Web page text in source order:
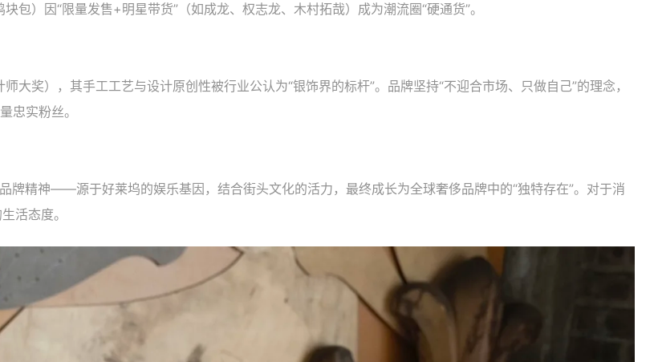
）因“限量发售+明星带货”（如成龙、权志龙、木村拓哉）成为潮流圈“硬通货”。
奖），其手工工艺与设计原创性被行业公认为“银饰界的标杆”。品牌坚持“不迎合市场、只做自己”的理念，
忠实粉丝。
牌精神——源于好莱坞的娱乐基因，结合街头文化的活力，最终成长为全球奢侈品牌中的“独特存在”。对于消
活态度。